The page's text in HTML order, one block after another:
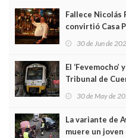
Fallece Nicolás
convirtió Casa
Asturias en
30 de Jun de
El
Tribunal de
sobrecoste de
30 de May de
La variante de
muere un